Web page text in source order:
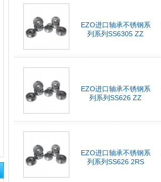
EZO进口轴承不锈钢系
列系列SS6305 ZZ
EZO进口轴承不锈钢系
列系列SS626 ZZ
EZO进口轴承不锈钢系
列系列SS626 2RS